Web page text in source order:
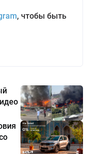
, чтобы быть